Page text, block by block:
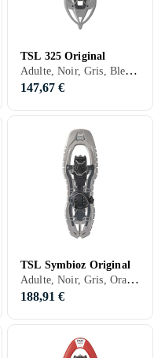
TSL 325 Original
Adulte, Noir, Gris, Bleu, Jaune, Orange, Vert
147,67 €
TSL Symbioz Original
Adulte, Noir, Gris, Orange
188,91 €